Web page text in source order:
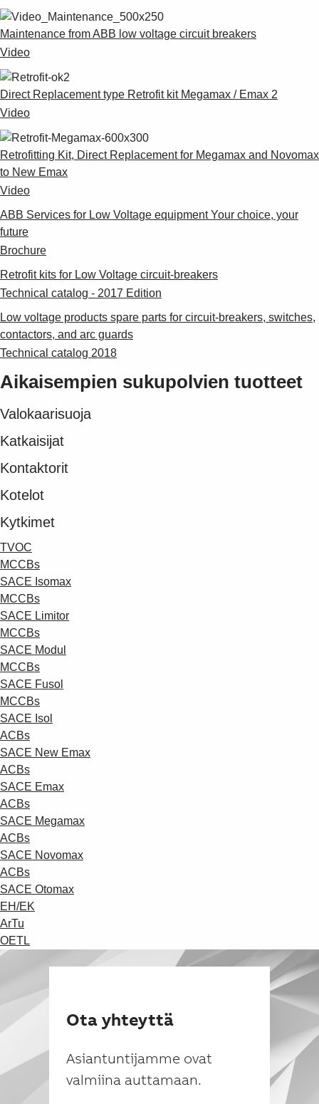
Maintenance from ABB low voltage circuit breakers
Video
Direct Replacement type Retrofit kit Megamax / Emax 2
Video
Retrofitting Kit, Direct Replacement for Megamax and Novomax
to New Emax
Video
ABB Services for Low Voltage equipment Your choice, your
future
Brochure
Retrofit kits for Low Voltage circuit-breakers
Technical catalog - 2017 Edition
Low voltage products spare parts for circuit-breakers, switches,
contactors, and arc guards
Technical catalog 2018
Aikaisempien sukupolvien tuotteet
Valokaarisuoja
Katkaisijat
Kontaktorit
Kotelot
Kytkimet
TVOC
MCCBs
SACE Isomax
MCCBs
SACE Limitor
MCCBs
SACE Modul
MCCBs
SACE Fusol
MCCBs
SACE Isol
ACBs
SACE New Emax
ACBs
SACE Emax
ACBs
SACE Megamax
ACBs
SACE Novomax
ACBs
SACE Otomax
EH/EK
ArTu
OETL
Ota yhteyttä
Asiantuntijamme ovat
valmiina auttamaan.